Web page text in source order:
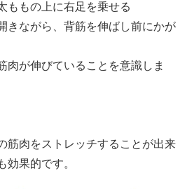
もの上に右足を乗せる
きながら、背筋を伸ばし前にかが
肉が伸びていることを意識しま
筋肉をストレッチすることが出来
効果的です。